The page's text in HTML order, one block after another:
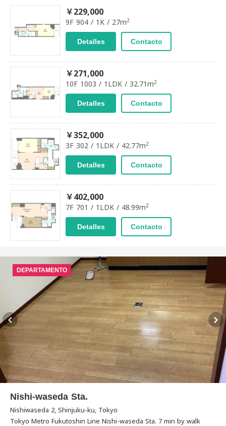
￥229,000
9F 904 / 1K / 27m2
Detalles Contacto
￥271,000
10F 1003 / 1LDK / 32.71m2
Detalles Contacto
￥352,000
3F 302 / 1LDK / 42.77m2
Detalles Contacto
￥402,000
7F 701 / 1LDK / 48.99m2
Detalles Contacto
DEPARTAMENTO
Nishi-waseda Sta.
Nishiwaseda 2, Shinjuku-ku, Tokyo
Tokyo Metro Fukutoshin Line Nishi-waseda Sta. 7 min by walk